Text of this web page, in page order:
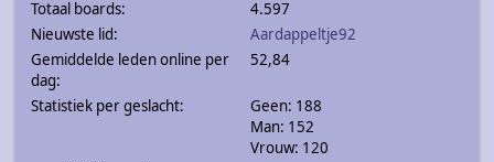
Totaal boards:
4.597
Nieuwste lid:
Aardappeltje92
Gemiddelde leden online per
dag:
52,84
Statistiek per geslacht:
Geen: 188
Man: 152
Vrouw: 120